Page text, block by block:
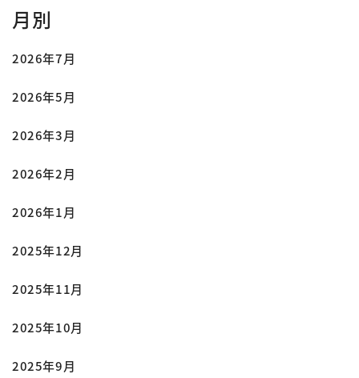
月別
2026年7月
2026年5月
2026年3月
2026年2月
2026年1月
2025年12月
2025年11月
2025年10月
2025年9月